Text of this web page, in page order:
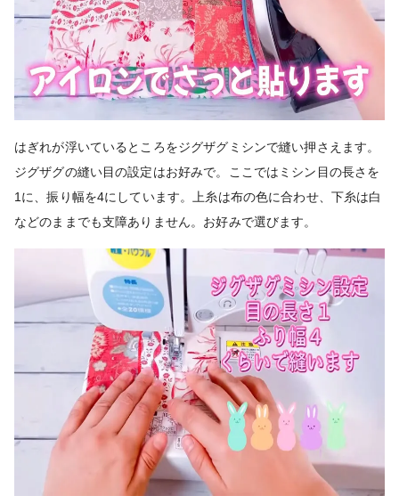
はぎれが浮いているところをジグザグミシンで縫い押さえます。
ジグザグの縫い目の設定はお好みで。ここではミシン目の長さを
1に、振り幅を4にしています。上糸は布の色に合わせ、下糸は白
などのままでも支障ありません。お好みで選びます。